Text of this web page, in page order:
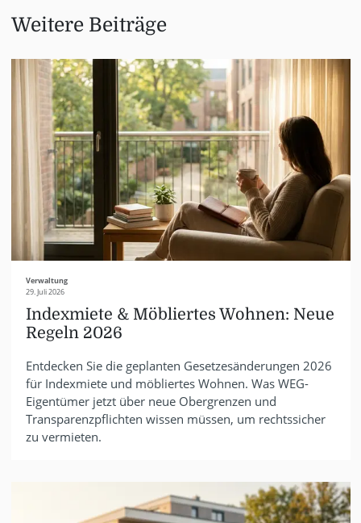
Weitere Beiträge
Verwaltung
29. Juli 2026
Indexmiete & Möbliertes Wohnen: Neue
Regeln 2026
Entdecken Sie die geplanten Gesetzesänderungen 2026
für Indexmiete und möbliertes Wohnen. Was WEG-
Eigentümer jetzt über neue Obergrenzen und
Transparenzpflichten wissen müssen, um rechtssicher
zu vermieten.